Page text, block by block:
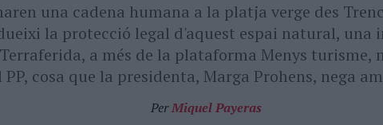
una cadena humana a la platja verge des
la protecció legal d'aquest espai natural, una
a més de la plataforma Menys
PP, cosa que la presidenta, Marga Prohens, nega
PerMiquel Payeras